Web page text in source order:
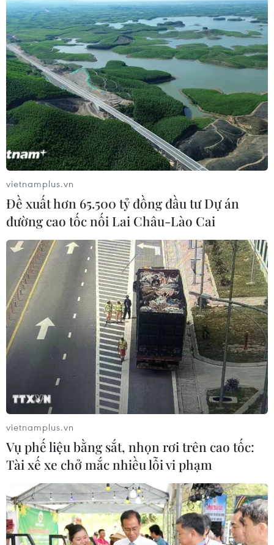
14/11/2016 01:33
Thêm một trận động đất mạnh 6,2 độ Richter đã xảy ra
tại Đảo Nam của New Zealand, cách thành phố
Christchurch khoảng 120km về phía Đông Bắc.
vietnamplus.vn
Đề xuất hơn 65.500 tỷ đồng đầu tư Dự án
đường cao tốc nối Lai Châu-Lào Cai
vietnamplus.vn
Vụ phế liệu bằng sắt, nhọn rơi trên cao tốc:
Tài xế xe chở mắc nhiều lỗi vi phạm